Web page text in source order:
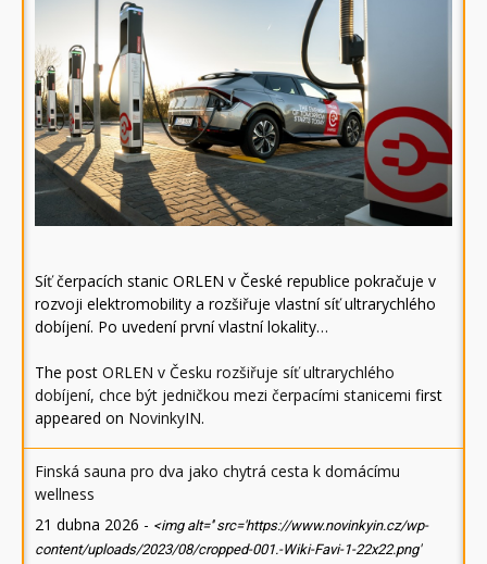
Síť čerpacích stanic ORLEN v České republice pokračuje v
rozvoji elektromobility a rozšiřuje vlastní síť ultrarychlého
dobíjení. Po uvedení první vlastní lokality…
The post ORLEN v Česku rozšiřuje síť ultrarychlého
dobíjení, chce být jedničkou mezi čerpacími stanicemi first
appeared on NovinkyIN.
Finská sauna pro dva jako chytrá cesta k domácímu
wellness
21 dubna 2026 - <img alt='' src='https://www.novinkyin.cz/wp-
content/uploads/2023/08/cropped-001.-Wiki-Favi-1-22x22.png'